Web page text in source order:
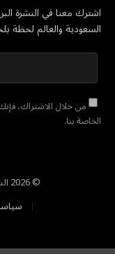
اشترك معنا في النشرة
السعودية والعالم لحظة
من خلال الاشتراك،
الخاصة بنا.
© 2026 الشرق اليوم. جميع الحقوق محفوظة.